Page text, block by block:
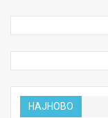
НАЈНОВО